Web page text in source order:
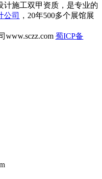
计施工双甲资质，是专业的
公司
，20年500多个展馆展
www.sczz.com 蜀ICP备